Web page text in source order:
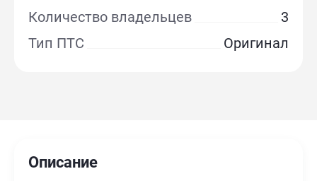
Количество владельцев
3
Тип ПТС
Оригинал
Описание